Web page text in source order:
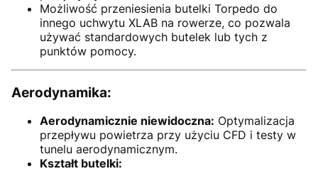
Możliwość przeniesienia butelki Torpedo do
innego uchwytu XLAB na rowerze, co pozwala
używać standardowych butelek lub tych z
punktów pomocy.
Aerodynamika:
Aerodynamicznie niewidoczna: Optymalizacja
przepływu powietrza przy użyciu CFD i testy w
tunelu aerodynamicznym.
Kształt butelki: